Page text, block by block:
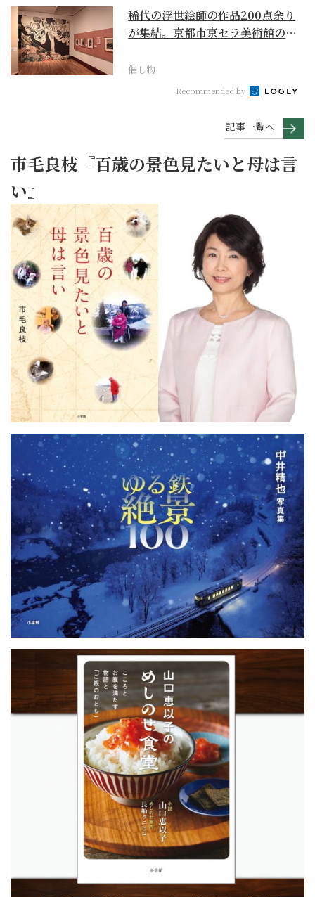
稀代の浮世絵師の作品200点余り
が集結。京都市京セラ美術館の
催し物
Recommended by
記事一覧へ
市毛良枝『百歳の景色見たいと母は言
い』